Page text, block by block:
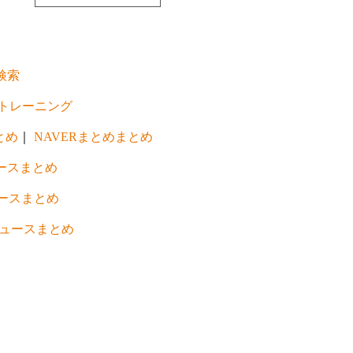
索
レーニング
め NAVERまとめまとめ
スまとめ
スまとめ
ースまとめ